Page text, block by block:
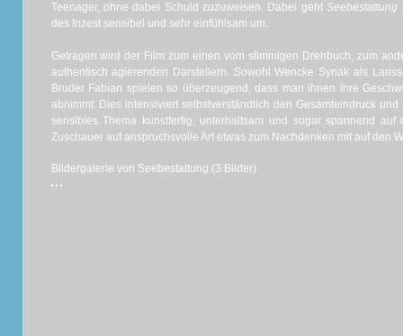
Teenager, ohne dabei Schuld zuzuweisen. Dabei geht Seebestattung
des Inzest sensibel und sehr einfühlsam um.
Getragen wird der Film zum einen vom stimmigen Drehbuch, zum
authentisch agierenden Darstellern. Sowohl Wencke Synak als
Bruder Fabian spielen so überzeugend, dass man ihnen ihre
abnimmt. Dies intensiviert selbstverständlich den Gesamteindruck
sensibles Thema kunstfertig, unterhaltsam und sogar spannend
Zuschauer auf anspruchsvolle Art etwas zum Nachdenken mit auf den
Bildergalerie von Seebestattung (3 Bilder)